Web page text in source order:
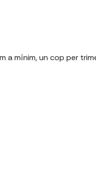
a mínim, un cop per